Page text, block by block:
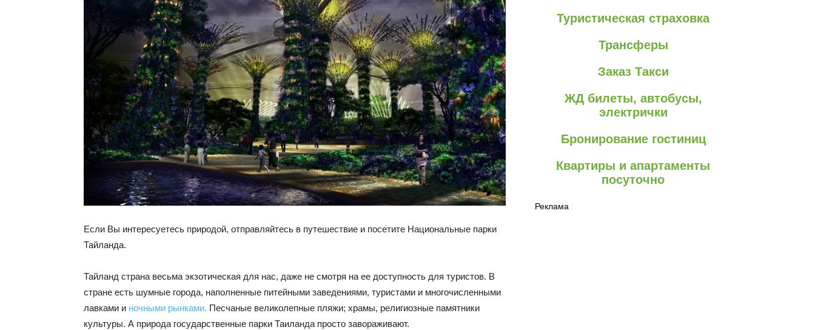
Если Вы интересуетесь природой, отправляйтесь в путешествие и посетите Национальные парки
Тайланда.
Тайланд страна весьма экзотическая для нас, даже не смотря на ее доступность для туристов. В
стране есть шумные города, наполненные питейными заведениями, туристами и многочисленными
лавками и ночными рынками. Песчаные великолепные пляжи; храмы, религиозные памятники
культуры. А природа государственные парки Таиланда просто завораживают.
Туристическая страховка
Трансферы
Заказ Такси
ЖД билеты, автобусы,
электрички
Бронирование гостиниц
Квартиры и апартаменты
посуточно
Реклама